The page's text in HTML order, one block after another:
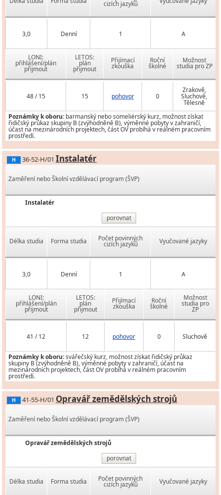
cizích jazyků
3,0 Denní 1 A
LONI:
přihlášení/plán
přijmout
LETOS:
plán
přijmout
Přijímací
zkouška
Roční
školné
Možnost
studia pro ZP
48 / 15 15 pohovor 0
Zrakově,
Sluchově,
Tělesně
Poznámky k oboru: barmanský nebo someliérský kurz, možnost získat
řidičský průkaz skupiny B (zvýhodněně B), výměnné pobyty v zahraničí,
účast na mezinárodních projektech, část OV probíhá v reálném pracovním
prostředí.
H 36-52-H/01 Instalatér
Zaměření nebo Školní vzdělávací program (ŠVP)
Instalatér
porovnat
Délka studia Forma studia Počet povinných
cizích jazyků Vyučované jazyky
3,0 Denní 1 A
LONI:
přihlášení/plán
přijmout
LETOS:
plán
přijmout
Přijímací
zkouška
Roční
školné
Možnost
studia pro
ZP
41 / 12 12 pohovor 0 Sluchově
Poznámky k oboru:svářečský kurz, možnost získat řidičský průkaz
skupiny B (zvýhodněně B), výměnné pobyty v zahraničí, účast na
mezinárodních projektech, část OV probíhá v reálném pracovním
prostředí.
H 41-55-H/01 Opravář zemědělských strojů
Zaměření nebo Školní vzdělávací program (ŠVP)
Opravář zemědělských strojů
porovnat
Délka studia Forma studia Počet povinných
cizích jazyků Vyučované jazyky